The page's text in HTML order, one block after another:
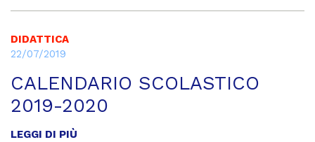
DIDATTICA
22/07/2019
CALENDARIO SCOLASTICO
2019-2020
LEGGI DI PIÙ